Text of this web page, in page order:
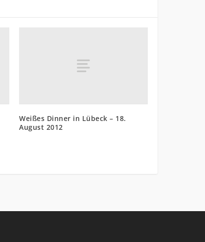
Weißes Dinner in Lübeck – 18.
August 2012